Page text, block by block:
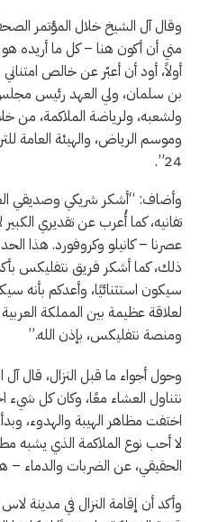
وقال آل الشيخ خلال المؤتمر
مني أن أكون هنا – كل ما أريده
أولاً، أود أن أعبّر عن خالص
بن سلمان، ولي العهد رئيس مجلس
ولشعبه، ولرياضة الملاكمة، من
وموسم الرياض، والهيئة العامة
24”.
وأضاف: “أشكر شريكي وصديقي
تفانيه، كما أُعرب عن تقديري
عصرنا – كانيلو وكروفورد. هذا
ذلك، كما أشكر فريق نتفليكس
سيكون استثنائيًا، وأعدكم بأنه
لعلاقة عظيمة بين المملكة العربية
ومنصة نتفليكس، بإذن الله.”
وحول أجواء ما قبل النزال، قال آل
نتناول العشاء معًا، وكان كل شيء
اختفت مظاهر الهيبة والهدوء،
لا أحب نوع الملاكمة الذي يشبه
الحقيقي، عن الضربات والدماء –
وأكد أن إقامة النزال في مدينة